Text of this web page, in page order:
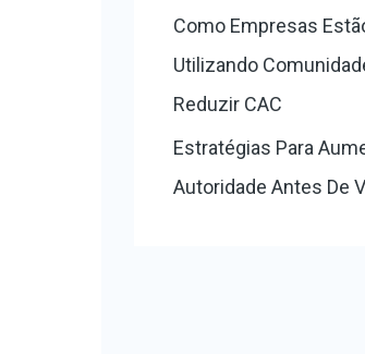
Como Empresas
Utilizando
Reduzir CAC
Estratégias Para
Autoridade Antes De